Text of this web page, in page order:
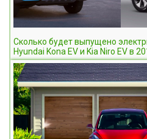
Сколько будет выпущено
Hyundai Kona EV и Kia Niro EV в